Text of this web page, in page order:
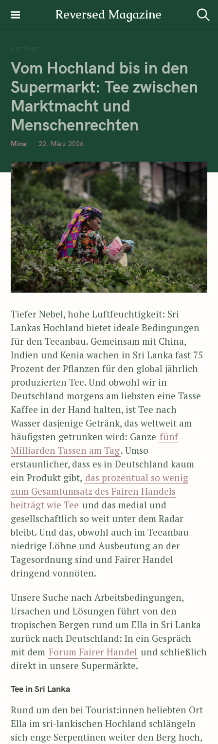
Reversed Magazine
Vom Hochland bis in den
Supermarkt: Tee zwischen
Marktmacht und
Menschenrechten
Mina 22. März 2026
Tiefer Nebel, hohe Luftfeuchtigkeit: Sri
Lankas Hochland bietet ideale Bedingungen
für den Teeanbau. Gemeinsam mit China,
Indien und Kenia wachen in Sri Lanka fast 75
Prozent der Pflanzen für den global jährlich
produzierten Tee. Und obwohl wir in
Deutschland morgens am liebsten eine Tasse
Kaffee in der Hand halten, ist Tee nach
Wasser dasjenige Getränk, das weltweit am
häufigsten getrunken wird: Ganze fünf
Milliarden Tassen am Tag. Umso
erstaunlicher, dass es in Deutschland kaum
ein Produkt gibt, das prozentual so wenig
zum Gesamtumsatz des Fairen Handels
beiträgt wie Tee und das medial und
gesellschaftlich so weit unter dem Radar
bleibt. Und das, obwohl auch im Teeanbau
niedrige Löhne und Ausbeutung an der
Tagesordnung sind und Fairer Handel
dringend vonnöten.
Unsere Suche nach Arbeitsbedingungen,
Ursachen und Lösungen führt von den
tropischen Bergen rund um Ella in Sri Lanka
zurück nach Deutschland: In ein Gespräch
mit dem Forum Fairer Handel und schließlich
direkt in unsere Supermärkte.
Tee in Sri Lanka
Rund um den bei Tourist:innen beliebten Ort
Ella im sri-lankischen Hochland schlängeln
sich enge Serpentinen weiter den Berg hoch,